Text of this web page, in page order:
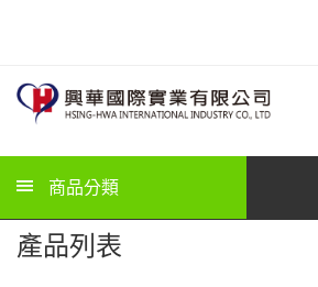
商品分類
產品列表